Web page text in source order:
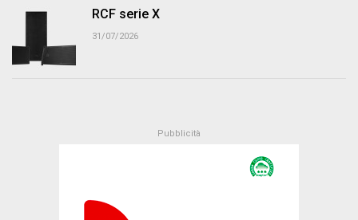
RCF serie X
31/07/2026